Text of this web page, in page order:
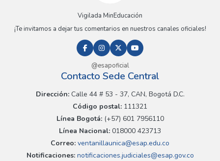
Vigilada MinEducación
¡Te invitamos a dejar tus comentarios en nuestros canales oficiales!
@esapoficial
Contacto Sede Central
Dirección:Calle 44 # 53 - 37, CAN, Bogotá D.C.
Código postal: 111321
Línea Bogotá:(+57) 601 7956110
Línea Nacional: 018000 423713
Correo: ventanillaunica@esap.edu.co
Notificaciones:notificaciones.judiciales@esap.gov.co